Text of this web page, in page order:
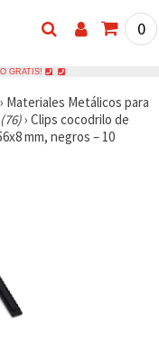
0
GRATIS!
› Materiales Metálicos para
(76)› Clips cocodrilo de
mm, negros – 10